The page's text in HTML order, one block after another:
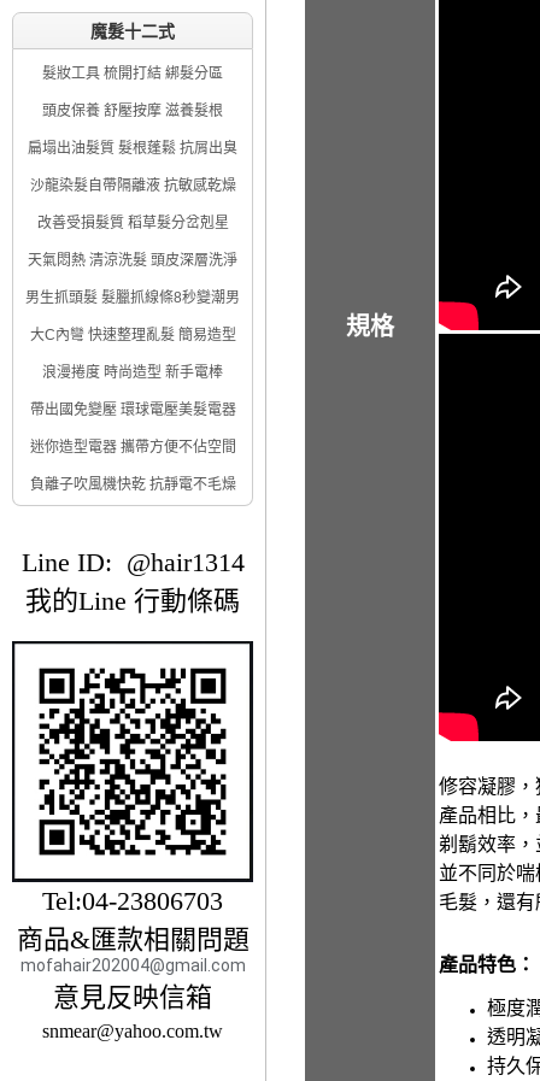
魔髮十二式
髮妝工具 梳開打結 綁髮分區
頭皮保養 舒壓按摩 滋養髮根
扁塌出油髮質 髮根蓬鬆 抗屑出臭
沙龍染髮自帶隔離液 抗敏感乾燥
改善受損髮質 稻草髮分岔剋星
天氣悶熱 清涼洗髮 頭皮深層洗淨
男生抓頭髮 髮臘抓線條8秒變潮男
大C內彎 快速整理亂髮 簡易造型
浪漫捲度 時尚造型 新手電棒
帶出國免變壓 環球電壓美髮電器
迷你造型電器 攜帶方便不佔空間
負離子吹風機快乾 抗靜電不毛燥
Line ID: @hair1314
我的Line 行動條碼
Tel:04-23806703
商品&匯款相關問題
mofahair202004@gmail.com
意見反映信箱
snmear@yahoo.com.tw
規格
修容凝膠
產品相比
剃鬍效率
並不同於
毛髮，還
產品特色：
極度
透明
持久